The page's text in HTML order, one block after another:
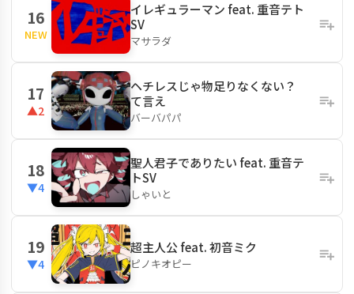
16
NEW
イレギュラーマン feat. 重音テト
SV
マサラダ
17
▲2
ヘチレスじゃ物足りなくない？
て言え
バーバパパ
18
▼4
聖人君子でありたい feat. 重音テ
トSV
しゃいと
19
▼4
超主人公 feat. 初音ミク
ピノキオピー